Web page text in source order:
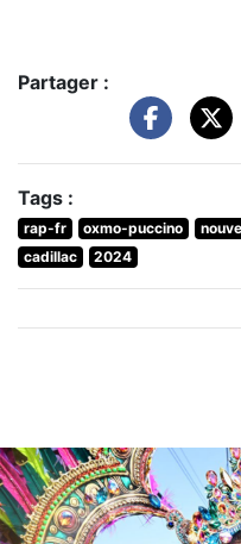
Partager :
Tags :
rap-fr oxmo-puccino
cadillac
2024